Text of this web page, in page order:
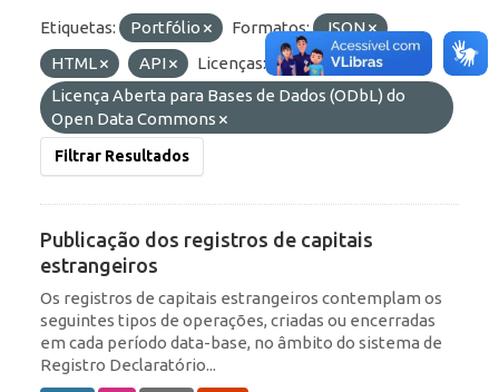
Etiquetas: Portfólio Formatos:
JSON
HTML
API
Licenças:
Licença Aberta para Bases de Dados (ODbL) do
Open Data Commons
Filtrar Resultados
Publicação dos registros de capitais
estrangeiros
Os registros de capitais estrangeiros contemplam os
seguintes tipos de operações, criadas ou encerradas
em cada período data-base, no âmbito do sistema de
Registro Declaratório...